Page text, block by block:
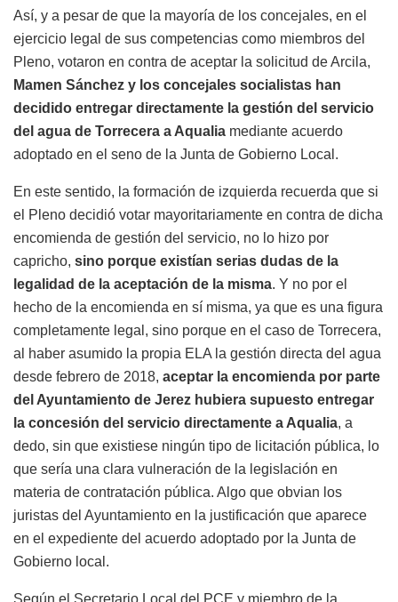
Así, y a pesar de que la mayoría de los concejales, en el
ejercicio legal de sus competencias como miembros del
Pleno, votaron en contra de aceptar la solicitud de Arcila,
Mamen Sánchez y los concejales socialistas han
decidido entregar directamente la gestión del servicio
del agua de Torrecera a Aqualia mediante acuerdo
adoptado en el seno de la Junta de Gobierno Local.
En este sentido, la formación de izquierda recuerda que si
el Pleno decidió votar mayoritariamente en contra de dicha
encomienda de gestión del servicio, no lo hizo por
capricho, sino porque existían serias dudas de la
legalidad de la aceptación de la misma. Y no por el
hecho de la encomienda en sí misma, ya que es una figura
completamente legal, sino porque en el caso de Torrecera,
al haber asumido la propia ELA la gestión directa del agua
desde febrero de 2018, aceptar la encomienda por parte
del Ayuntamiento de Jerez hubiera supuesto entregar
la concesión del servicio directamente a Aqualia, a
dedo, sin que existiese ningún tipo de licitación pública, lo
que sería una clara vulneración de la legislación en
materia de contratación pública. Algo que obvian los
juristas del Ayuntamiento en la justificación que aparece
en el expediente del acuerdo adoptado por la Junta de
Gobierno local.
Según el Secretario Local del PCE y miembro de la